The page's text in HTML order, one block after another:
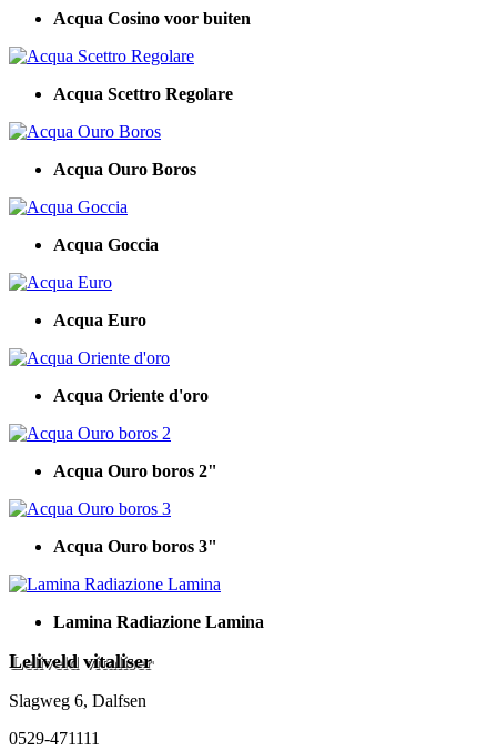
Acqua Cosino voor buiten
Acqua Scettro Regolare
Acqua Ouro Boros
Acqua Goccia
Acqua Euro
Acqua Oriente d'oro
Acqua Ouro boros 2"
Acqua Ouro boros 3"
Lamina Radiazione Lamina
Leliveld vitaliser
Slagweg 6, Dalfsen
0529-471111